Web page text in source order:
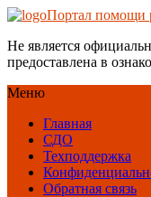
Портал помощи
Не является
предоставлена в
Меню
Главная
СДО
Техподдержка
Обратная связь